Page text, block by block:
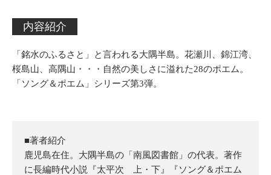
内容紹介
「銘水のふるさと」と言われる大隅半島。花瀬川、錦江湾、
桜島山、高隅山・・・自然の美しさに溢れた28のポエム。
「ソング＆ポエム」シリーズ第3弾。
■著者紹介
鹿児島在住。大隅半島の「南風図書館」の代表。著作
に長編時代小説『太平次 上・下』『ソング＆ポエム